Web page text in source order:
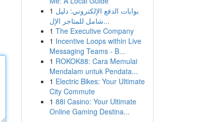
1 بوابات الدفع الإلكتروني: دليل
شامل للمتاجر الإل...
1 The Executive Company
1 Incentive Loops within Live
Messaging Teams - B...
1 ROKOK88: Cara Memulai
Mendalam untuk Pendata...
1 Electric Bikes: Your Ultimate
City Commute
1 88i Casino: Your Ultimate
Online Gaming Destina...